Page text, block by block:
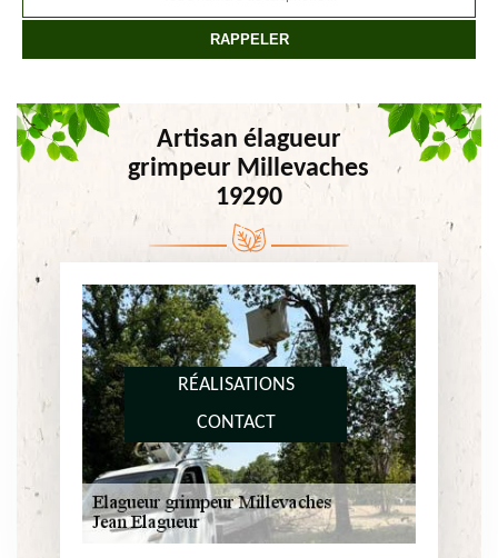
RÉALISATIONS
CONTACT
Artisan élagueur
grimpeur Millevaches
19290